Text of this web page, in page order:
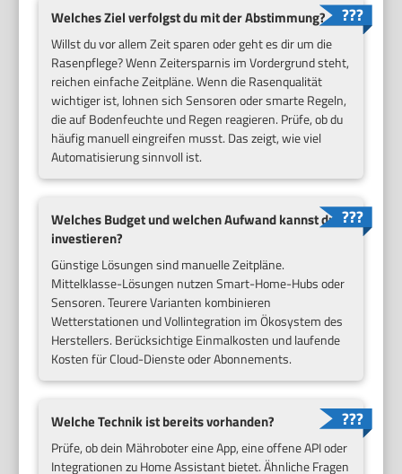
Welches Ziel verfolgst du mit der Abstimmung?
Willst du vor allem Zeit sparen oder geht es dir um die
Rasenpflege? Wenn Zeitersparnis im Vordergrund steht,
reichen einfache Zeitpläne. Wenn die Rasenqualität
wichtiger ist, lohnen sich Sensoren oder smarte Regeln,
die auf Bodenfeuchte und Regen reagieren. Prüfe, ob du
häufig manuell eingreifen musst. Das zeigt, wie viel
Automatisierung sinnvoll ist.
Welches Budget und welchen Aufwand kannst du
investieren?
Günstige Lösungen sind manuelle Zeitpläne.
Mittelklasse-Lösungen nutzen Smart-Home-Hubs oder
Sensoren. Teurere Varianten kombinieren
Wetterstationen und Vollintegration im Ökosystem des
Herstellers. Berücksichtige Einmalkosten und laufende
Kosten für Cloud-Dienste oder Abonnements.
Welche Technik ist bereits vorhanden?
Prüfe, ob dein Mähroboter eine App, eine offene API oder
Integrationen zu Home Assistant bietet. Ähnliche Fragen